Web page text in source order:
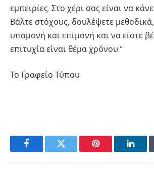
εμπειρίες. Στο χέρι σας είναι να
Βάλτε στόχους, δουλέψετε μεθοδικά,
υπομονή και επιμονή και να είστε
επιτυχία είναι θέμα χρόνου.’’
Το Γραφείο Τύπου
FacebookTwitter Pinterest